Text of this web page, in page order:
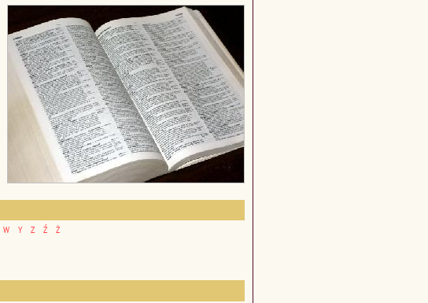
W Y Z Ź Ż